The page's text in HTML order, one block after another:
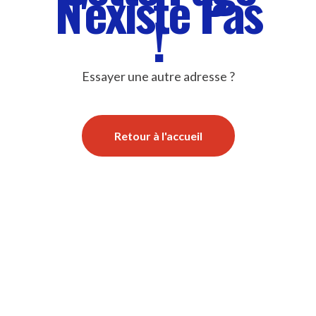
!
Essayer une autre adresse ?
Retour à l'accueil